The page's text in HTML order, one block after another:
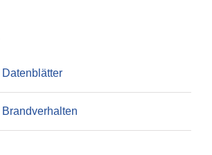
Datenblätter
Brandverhalten